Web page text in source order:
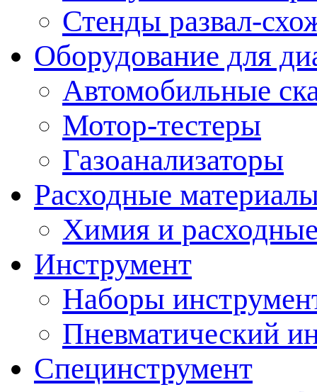
Стенды развал-
Оборудование для
Автомобильные
Мотор-тестеры
Газоанализаторы
Расходные
Химия и
Инструмент
Наборы
Пневматический
Специнструмент